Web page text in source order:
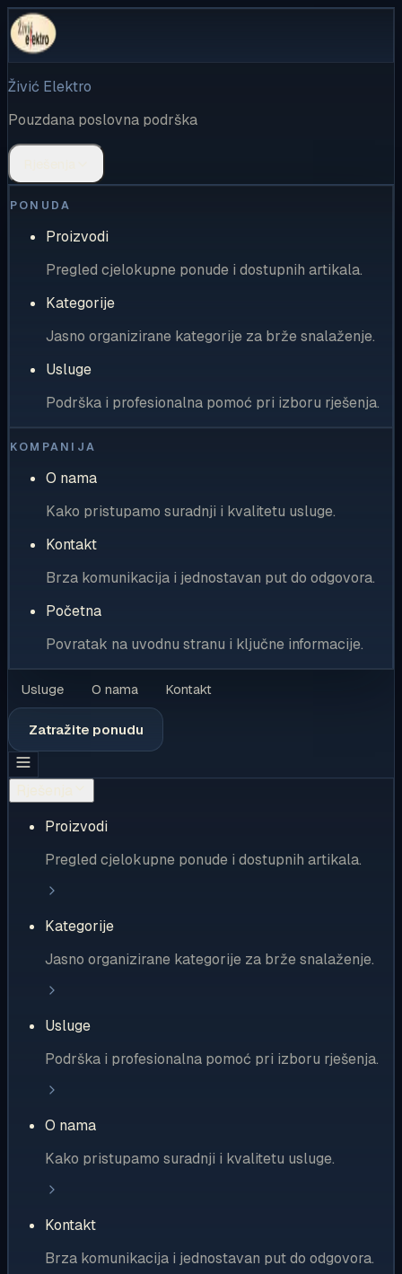
Živić Elektro
Pouzdana poslovna podrška
PONUDA
Proizvodi
Pregled cjelokupne ponude i dostupnih artikala.
Kategorije
Jasno organizirane kategorije za brže snalaženje.
Usluge
Podrška i profesionalna pomoć pri izboru rješenja.
KOMPANIJA
O nama
Kako pristupamo suradnji i kvalitetu usluge.
Kontakt
Brza komunikacija i jednostavan put do odgovora.
Početna
Povratak na uvodnu stranu i ključne informacije.
Usluge O nama Kontakt
Zatražite ponudu
Proizvodi
Pregled cjelokupne ponude i dostupnih artikala.
Kategorije
Jasno organizirane kategorije za brže snalaženje.
Usluge
Podrška i profesionalna pomoć pri izboru rješenja.
O nama
Kako pristupamo suradnji i kvalitetu usluge.
Kontakt
Brza komunikacija i jednostavan put do odgovora.